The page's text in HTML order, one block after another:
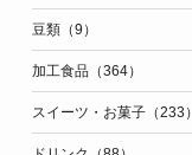
豆類（9）
加工食品（364）
スイーツ・お菓子（233）